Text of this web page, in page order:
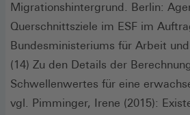
Migrationshintergrund. Berlin:
Querschnittsziele im ESF im
Bundesministeriums für Arbeit
(14) Zu den Details der
Schwellenwertes für eine
vgl. Pimminger, Irene (2015):